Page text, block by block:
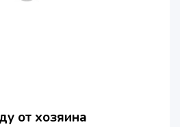
от хозяина